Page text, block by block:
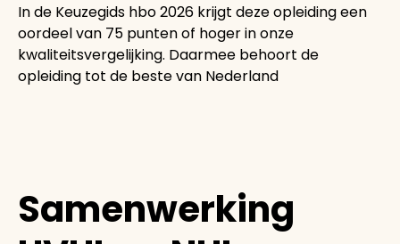
In de Keuzegids hbo 2026 krijgt deze opleiding een
oordeel van 75 punten of hoger in onze
kwaliteitsvergelijking. Daarmee behoort de
opleiding tot de beste van Nederland
Samenwerking